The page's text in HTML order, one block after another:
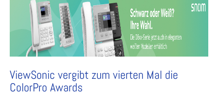
ViewSonic vergibt zum vierten Mal die
ColorPro Awards